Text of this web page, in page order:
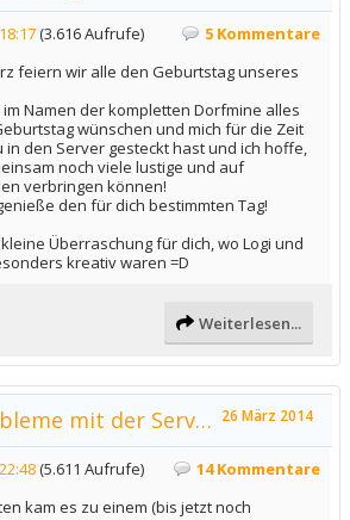
18:17(3.616 Aufrufe)
5 Kommentare
feiern wir alle den Geburtstag unseres
Namen der kompletten Dorfmine alles
wünschen und mich für die Zeit
den Server gesteckt hast und ich hoffe,
noch viele lustige und auf
verbringen können!
den für dich bestimmten Tag!
Überraschung für dich, wo Logi und
kreativ waren =D
Weiterlesen...
26 März 2014
Weltweite Probleme mit der Server-Software
22:48(5.611 Aufrufe)
14 Kommentare
kam es zu einem (bis jetzt noch